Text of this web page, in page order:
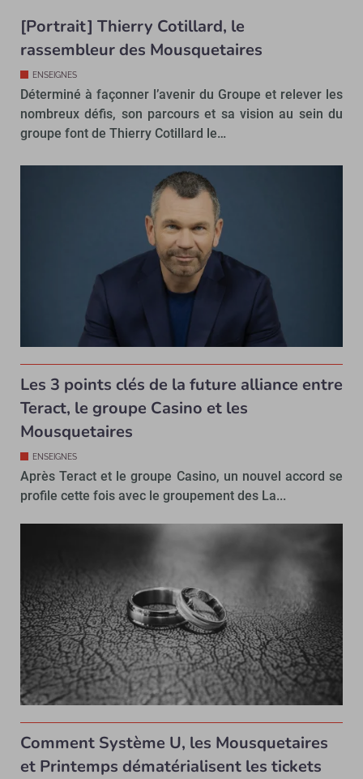
[Portrait] Thierry Cotillard, le
rassembleur des Mousquetaires
ENSEIGNES
Déterminé à façonner l’avenir du Groupe et relever les
nombreux défis, son parcours et sa vision au sein du
groupe font de Thierry Cotillard le…
Les 3 points clés de la future alliance entre
Teract, le groupe Casino et les
Mousquetaires
ENSEIGNES
Après Teract et le groupe Casino, un nouvel accord se
profile cette fois avec le groupement des La...
Comment Système U, les Mousquetaires
et Printemps dématérialisent les tickets